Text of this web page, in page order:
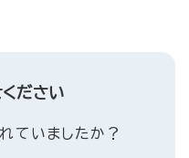
ださい
ていましたか？